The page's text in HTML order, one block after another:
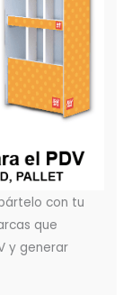
con tu
que
y generar